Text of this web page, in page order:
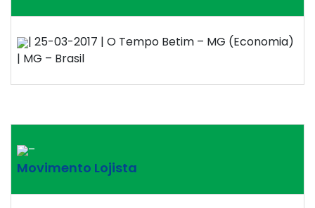
| 25-03-2017 | O Tempo Betim – MG (Economia)
| MG – Brasil
–
Movimento Lojista